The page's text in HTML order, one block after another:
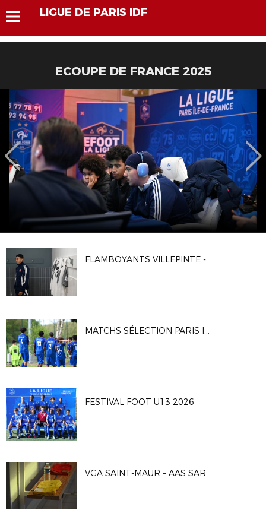
LIGUE DE PARIS IDF
ECOUPE DE FRANCE 2025
FLAMBOYANTS VILLEPINTE - CA VITRY 2-1
MATCHS SÉLECTION PARIS IDF U16G
FESTIVAL FOOT U13 2026
VGA SAINT-MAUR – AAS SARCELLES 1-0